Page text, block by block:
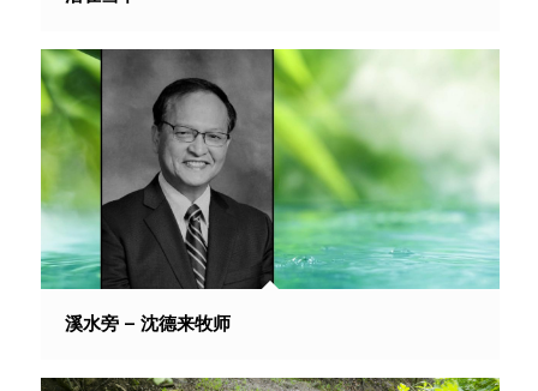
溪水旁 – 沈德来牧师